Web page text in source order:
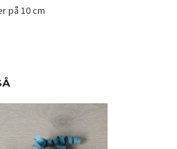
på 10 cm